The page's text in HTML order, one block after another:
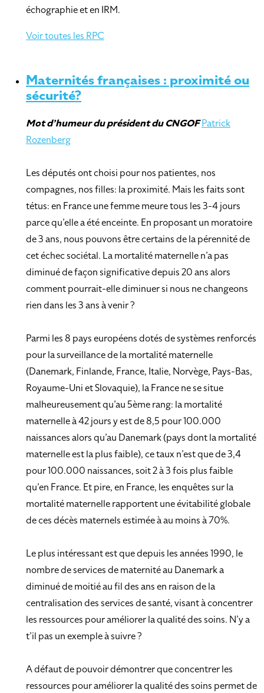
échographie et en IRM.
Voir toutes les RPC
Maternités françaises : proximité ou
sécurité?
Mot d’humeurdu président du CNGOFPatrick
Rozenberg
Les députés ont choisi pour nos patientes, nos
compagnes, nos filles: la proximité. Mais les faits sont
tétus: en France une femme meure tous les 3-4 jours
parce qu’elle a été enceinte. En proposant un moratoire
de 3 ans, nous pouvons être certains de la pérennité de
cet échec sociétal. La mortalité maternelle n’a pas
diminué de façon significative depuis 20 ans alors
comment pourrait-elle diminuer si nous ne changeons
rien dans les 3 ans à venir ?
Parmi les 8 pays européens dotés de systèmes renforcés
pour la surveillance de la mortalité maternelle
(Danemark, Finlande, France, Italie, Norvège, Pays-Bas,
Royaume-Uni et Slovaquie), la France ne se situe
malheureusement qu’au 5ème rang: la mortalité
maternelle à 42 jours y est de 8,5 pour 100.000
naissances alors qu’au Danemark (pays dont la mortalité
maternelle est la plus faible), ce taux n’est que de 3,4
pour 100.000 naissances, soit 2 à 3 fois plus faible
qu’en France. Et pire, en France, les enquêtes sur la
mortalité maternelle rapportent une évitabilité globale
de ces décès maternels estimée à au moins à 70%.
Le plus intéressant est que depuis les années 1990, le
nombre de services de maternité au Danemark a
diminué de moitié au fil des ans en raison de la
centralisation des services de santé, visant à concentrer
les ressources pour améliorer la qualité des soins. N’y a
t’il pas un exemple à suivre ?
A défaut de pouvoir démontrer que concentrer les
ressources pour améliorer la qualité des soins permet de